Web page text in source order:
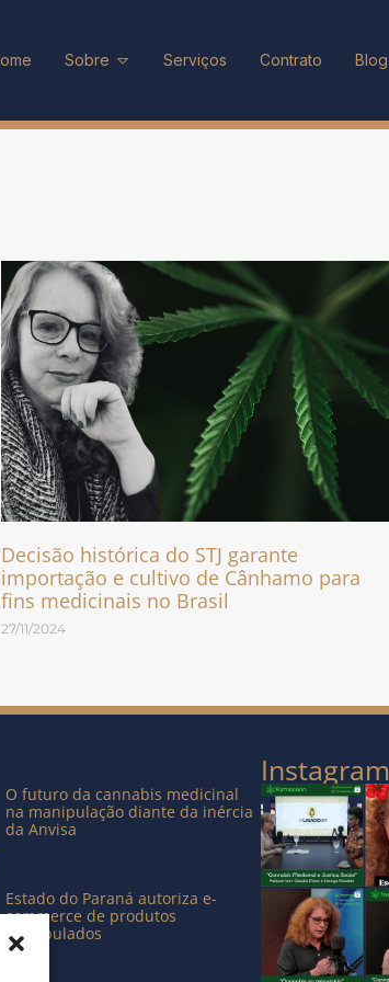
Sobre Serviços Contrato Blog
Decisão histórica do STJ garante
importação e cultivo de Cânhamo para
fins medicinais no Brasil
27/11/2024
O futuro da cannabis medicinal
na manipulação diante da inércia
da Anvisa
Estado do Paraná autoriza e-
commerce de produtos
manipulados
Instagram